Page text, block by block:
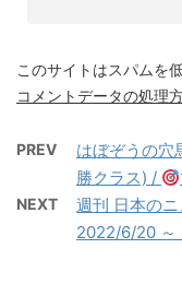
このサイトはスパムを
コメントデータの処理
PREV はぼぞうの
勝クラス) /
NEXT
週刊 日本の
2022/6/20